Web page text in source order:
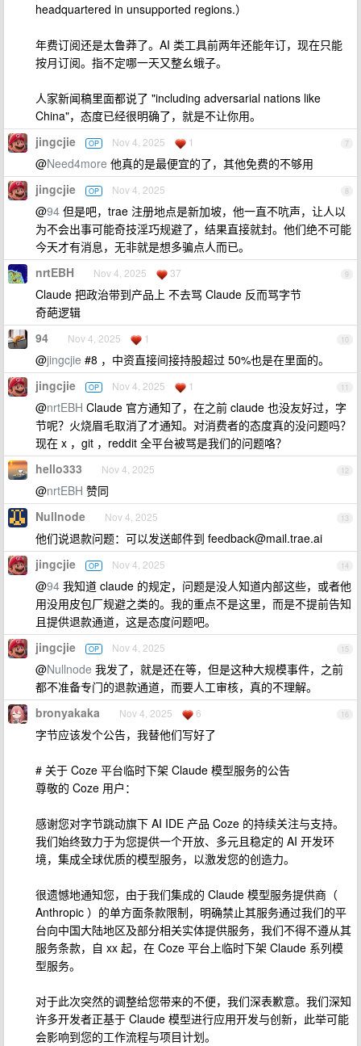
headquartered in unsupported regions.）
年费订阅还是太鲁莽了。AI 类工具前两年还能年订，现在只能
按月订阅。指不定哪一天又整幺蛾子。
人家新闻稿里面都说了 "including adversarial nations like
China"，态度已经很明确了，就是不让你用。
7
jingcjie OP Nov 4, 2025 1
@Need4more 他真的是最便宜的了，其他免费的不够用
8
jingcjie OP Nov 4, 2025
@94 但是吧，trae 注册地点是新加坡，他一直不吭声，让人以
为不会出事可能奇技淫巧规避了，结果直接就封。他们绝不可能
今天才有消息，无非就是想多骗点人而已。
9
nrtEBH Nov 4, 2025 37
Claude 把政治带到产品上 不去骂 Claude 反而骂字节
奇葩逻辑
10
94 Nov 4, 2025 1
@jingcjie #8 ，中资直接间接持股超过 50%也是在里面的。
11
jingcjie OP Nov 4, 2025 1
@nrtEBH Claude 官方通知了，在之前 claude 也没友好过，字
节呢？火烧眉毛取消了才通知。对消费者的态度真的没问题吗？
现在 x ，git ，reddit 全平台被骂是我们的问题咯？
12
hello333 Nov 4, 2025
@nrtEBH 赞同
13
Nullnode Nov 4, 2025
他们说退款问题：可以发送邮件到 feedback@mail.trae.ai
14
jingcjie OP Nov 4, 2025
@94 我知道 claude 的规定，问题是没人知道内部这些，或者他
用没用皮包厂规避之类的。我的重点不是这里，而是不提前告知
且提供退款通道，这是态度问题吧。
15
jingcjie OP Nov 4, 2025
@Nullnode 我发了，就是还在等，但是这种大规模事件，之前
都不准备专门的退款通道，而要人工审核，真的不理解。
16
bronyakaka Nov 4, 2025 6
字节应该发个公告，我替他们写好了
# 关于 Coze 平台临时下架 Claude 模型服务的公告
尊敬的 Coze 用户：
感谢您对字节跳动旗下 AI IDE 产品 Coze 的持续关注与支持。
我们始终致力于为您提供一个开放、多元且稳定的 AI 开发环
境，集成全球优质的模型服务，以激发您的创造力。
很遗憾地通知您，由于我们集成的 Claude 模型服务提供商（
Anthropic ）的单方面条款限制，明确禁止其服务通过我们的平
台向中国大陆地区及部分相关实体提供服务，我们不得不遵从其
服务条款，自 xx 起，在 Coze 平台上临时下架 Claude 系列模
型服务。
对于此次突然的调整给您带来的不便，我们深表歉意。我们深知
许多开发者正基于 Claude 模型进行应用开发与创新，此举可能
会影响到您的工作流程与项目计划。